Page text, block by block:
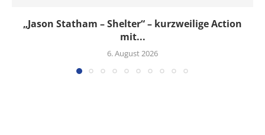
„Jason Statham – Shelter“ – kurzweilige Action
mit...
6. August 2026